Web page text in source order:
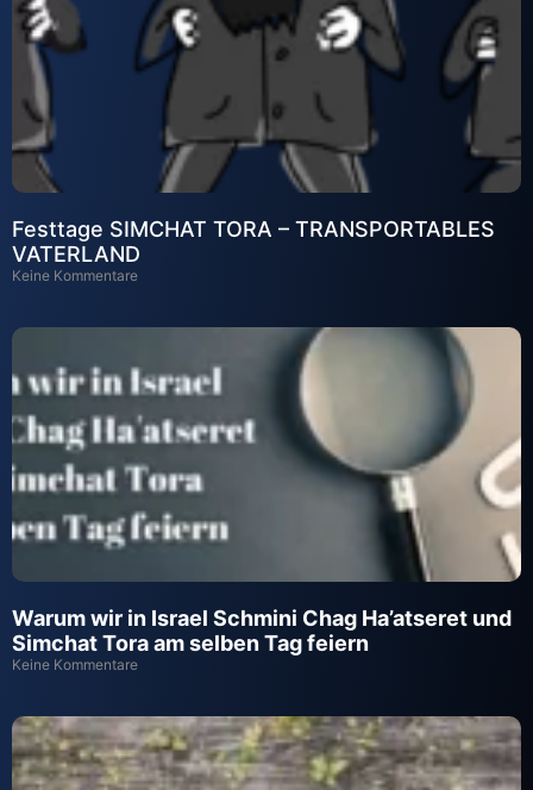
Festtage SIMCHAT TORA – TRANSPORTABLES
VATERLAND
Keine Kommentare
Warum wir in Israel Schmini Chag Ha’atseret und
Simchat Tora am selben Tag feiern
Keine Kommentare